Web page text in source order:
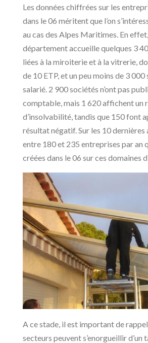
Les données chiffrées sur les
dans le 06 méritent que l’on
au cas des Alpes Maritimes. En
département accueille quelques 3
liées à la miroiterie et à la vitrerie,
de 10 ETP, et un peu moins de 3 000
salarié. 2 900 sociétés n’ont pas
comptable, mais 1 620 affichent un
d’insolvabilité, tandis que 150 font
résultat négatif. Sur les 10 dernières
entre 180 et 235 entreprises par an
créées dans le 06 sur ces domaines
A ce stade, il est important de
secteurs peuvent s’enorgueillir d’un